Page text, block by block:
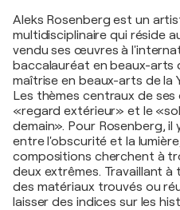
Aleks Rosenberg est un
multidisciplinaire qui réside
vendu ses œuvres à
baccalauréat en beaux-
maîtrise en beaux-arts de la
Les thèmes centraux de
«regard extérieur» et le
demain». Pour Rosenberg,
entre l'obscurité et la
compositions cherchent à
deux extrêmes. Travaillant à
des matériaux trouvés ou
laisser des indices sur les